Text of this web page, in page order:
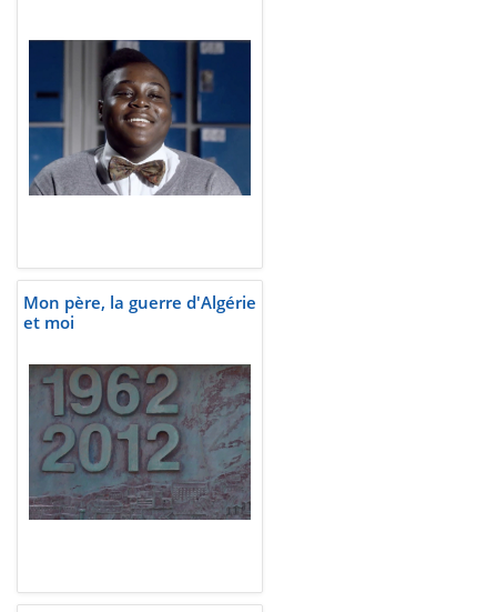
Mon père, la guerre d'Algérie
et moi